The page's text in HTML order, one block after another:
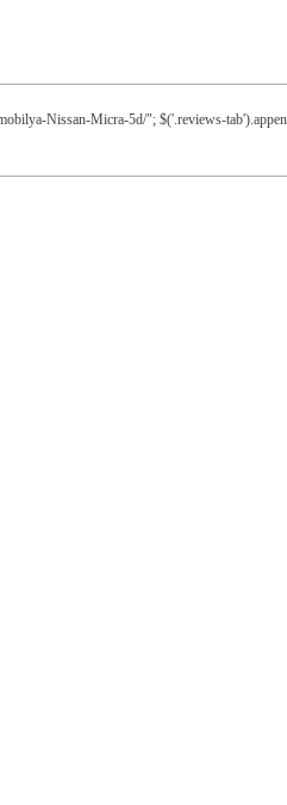
Nissan-Micra-5d/"; $('.reviews-